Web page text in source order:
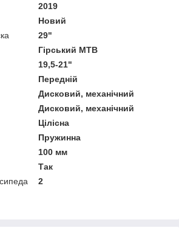
2019
Новий
29"
Гірський MTB
19,5-21"
Передній
Дисковий, механічний
Дисковий, механічний
Цілісна
Пружинна
100 мм
Так
2